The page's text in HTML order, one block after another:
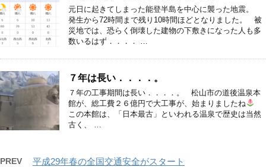
元日に起きてしまった能登半島を中心に襲った地震。
発生から72時間まで残り10時間ほどとなりました。 被
災地では、恐らく倒壊した建物の下敷きになった人も多
数いるはず．．．． …
７年は長い．．．．。
７年の工事期間は長い．．．．。 松山市の道後温泉本
館が、総工費２６億円で大工事が、始まりましたね
この本館は、「日本最古」といわれる温泉で歴史は当然
古く、 …
PREV 平成29年春の全国交通安全がスタート